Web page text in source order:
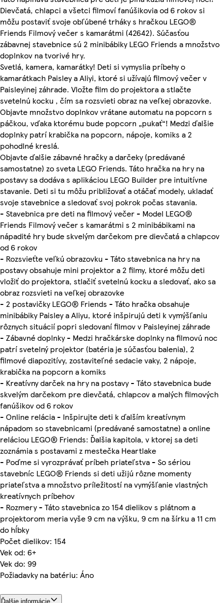
Dievčatá, chlapci a všetci filmoví fanúšikovia od 6 rokov si
môžu postaviť svoje obľúbené trháky s hračkou LEGO®
Friends Filmový večer s kamarátmi (42642). Súčasťou
zábavnej stavebnice sú 2 minibábiky LEGO Friends a množstvo
doplnkov na tvorivé hry.
Svetlá, kamera, kamarátky! Deti si vymyslia príbehy o
kamarátkach Paisley a Aliyi, ktoré si užívajú filmový večer v
Paisleyinej záhrade. Vložte film do projektora a stlačte
svetelnú kocku , čím sa rozsvieti obraz na veľkej obrazovke.
Objavte množstvo doplnkov vrátane automatu na popcorn s
páčkou, vďaka ktorému bude popcorn „pukať“! Medzi ďalšie
doplnky patrí krabička na popcorn, nápoje, komiks a 2
pohodlné kreslá.
Objavte ďalšie zábavné hračky a darčeky (predávané
samostatne) zo sveta LEGO Friends. Táto hračka na hry na
postavy sa dodáva s aplikáciou LEGO Builder pre intuitívne
stavanie. Deti si tu môžu približovať a otáčať modely, ukladať
svoje stavebnice a sledovať svoj pokrok počas stavania.
- Stavebnica pre deti na filmový večer - Model LEGO®
Friends Filmový večer s kamarátmi s 2 minibábikami na
nápadité hry bude skvelým darčekom pre dievčatá a chlapcov
od 6 rokov
- Rozsvieťte veľkú obrazovku - Táto stavebnica na hry na
postavy obsahuje mini projektor a 2 filmy, ktoré môžu deti
vložiť do projektora, stlačiť svetelnú kocku a sledovať, ako sa
obraz rozsvieti na veľkej obrazovke
- 2 postavičky LEGO® Friends - Táto hračka obsahuje
minibábiky Paisley a Aliyu, ktoré inšpirujú deti k vymýšľaniu
rôznych situácií popri sledovaní filmov v Paisleyinej záhrade
- Zábavné doplnky - Medzi hračkárske doplnky na filmovú noc
patrí svetelný projektor (batéria je súčasťou balenia), 2
filmové diapozitívy, zostaviteľné sedacie vaky, 2 nápoje,
krabička na popcorn a komiks
- Kreatívny darček na hry na postavy - Táto stavebnica bude
skvelým darčekom pre dievčatá, chlapcov a malých filmových
fanúšikov od 6 rokov
- Online relácia - Inšpirujte deti k ďalším kreatívnym
nápadom so stavebnicami (predávané samostatne) a online
reláciou LEGO® Friends: Ďalšia kapitola, v ktorej sa deti
zoznámia s postavami z mestečka Heartlake
- Poďme si vyrozprávať príbeh priateľstva - So sériou
stavebníc LEGO® Friends si deti užijú rôzne momenty
priateľstva a množstvo príležitostí na vymýšľanie vlastných
kreatívnych príbehov
- Rozmery - Táto stavebnica zo 154 dielikov s plátnom a
projektorom meria vyše 9 cm na výšku, 9 cm na šírku a 11 cm
do hĺbky
Počet dielikov: 154
Vek od: 6+
Vek do: 99
Požiadavky na batériu: Áno
Ďalšie informácie